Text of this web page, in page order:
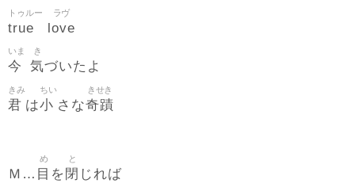
true
トゥルー
love
ラヴ
今
いま
気
き
づいたよ
君
きみ
は小
ちい
さな奇蹟
きせき
Ｍ… 目
め
を 閉
と
じれば